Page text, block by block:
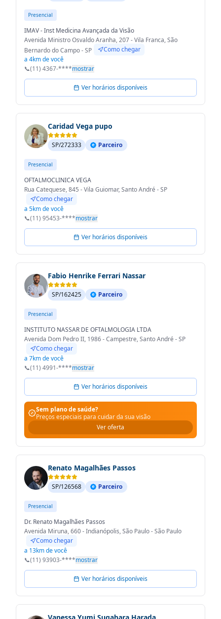
Presencial
IMAV - Inst Medicina Avançada da Visão
Avenida Ministro Osvaldo Aranha, 207 - Vila Franca, São
Bernardo do Campo - SP
Como chegar
a 4km de você
📞(11) 4367-****mostrar
Ver horários disponíveis
Caridad Vega pupo
SP/272333 Parceiro
Presencial
OFTALMOCLINICA VEGA
Rua Catequese, 845 - Vila Guiomar, Santo André - SP
Como chegar
a 5km de você
📞(11) 95453-****mostrar
Ver horários disponíveis
Fabio Henrike Ferrari Nassar
SP/162425 Parceiro
Presencial
INSTITUTO NASSAR DE OFTALMOLOGIA LTDA
Avenida Dom Pedro II, 1986 - Campestre, Santo André - SP
Como chegar
a 7km de você
📞(11) 4991-****mostrar
Ver horários disponíveis
Sem plano de saúde?
Preços especiais para cuidar da sua visão
Ver oferta
Renato Magalhães Passos
SP/126568 Parceiro
Presencial
Dr. Renato Magalhães Passos
Avenida Miruna, 660 - Indianópolis, São Paulo - São Paulo
Como chegar
a 13km de você
📞(11) 93903-****mostrar
Ver horários disponíveis